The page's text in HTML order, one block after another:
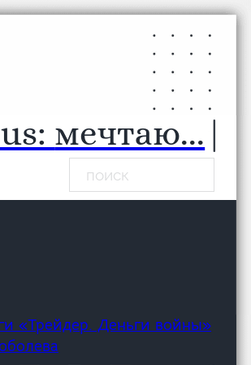
содержанию
колонтитулу
мечтаю... |
Поиск
«Трейдер. Деньги войны»